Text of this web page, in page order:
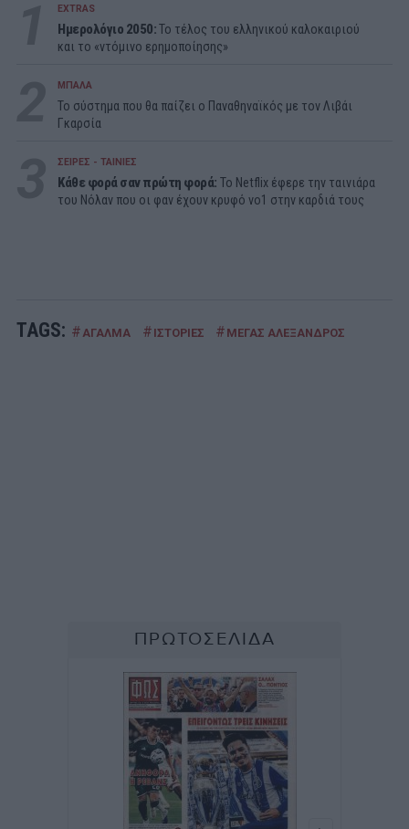
EXTRAS
Ημερολόγιο 2050:To τέλος του ελληνικού καλοκαιριού
και το «ντόμινο ερημοποίησης»
ΜΠΑΛΑ
Το σύστημα που θα παίζει ο Παναθηναϊκός με τον Λιβάι
Γκαρσία
ΣΕΙΡΕΣ - ΤΑΙΝΙΕΣ
Κάθε φορά σαν πρώτη φορά: Το Netflix έφερε την ταινιάρα
του Νόλαν που οι φαν έχουν κρυφό νο1 στην καρδιά τους
TAGS: # ΑΓΑΛΜΑ # ΙΣΤΟΡΙΕΣ # ΜΕΓΑΣ ΑΛΕΞΑΝΔΡΟΣ